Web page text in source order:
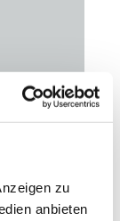
zu
anbieten